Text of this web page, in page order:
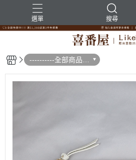
選單 搜尋
----------全部商品--
--------